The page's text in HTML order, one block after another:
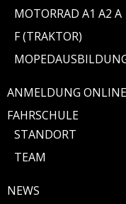
MOTORRAD A1 A2 A
F (TRAKTOR)
ANMELDUNG ONLINE
FAHRSCHULE
STANDORT
TEAM
NEWS